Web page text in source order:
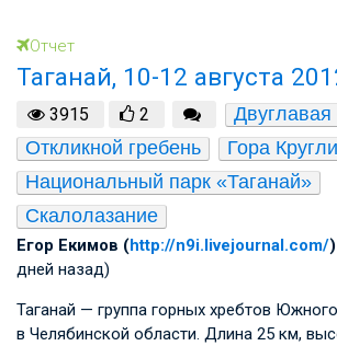
Отчет
Таганай, 10-12 августа
3915 2
Двуглавая
Откликной гребень
Гора
Национальный парк «Таганай»
Скалолазание
Егор Екимов (http://n9i.livejournal.com/)
дней назад)
Таганай — группа горных хребтов
в Челябинской области. Длина 25 км,